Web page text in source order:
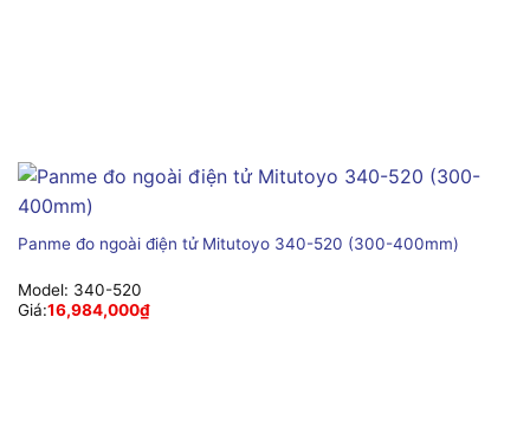
Panme đo ngoài điện tử Mitutoyo 340-520 (300-400mm)
Model: 340-520
Giá:16,984,000₫